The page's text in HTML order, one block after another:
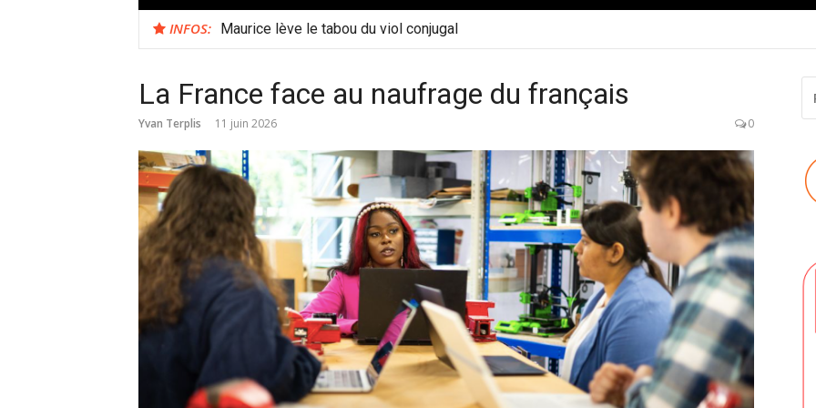
INFOS: Maurice lève le tabou du viol conjugal
La France face au naufrage du français
Yvan Terplis 11 juin 2026 0
: